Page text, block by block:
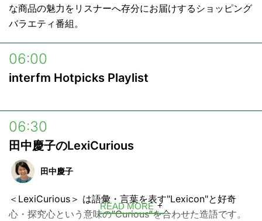
な商品の魅力をリスナーへ存分にお届けするショッピング
バラエティ番組。
06:00
interfm Hotpicks Playlist
06:30
田中慶子のLexiCurious
田中慶子
＜LexiCurious＞ は語彙・言葉を表す"Lexicon"と好奇
心・探究心という意味の”Curious”を合わせた造語です。
READ MORE